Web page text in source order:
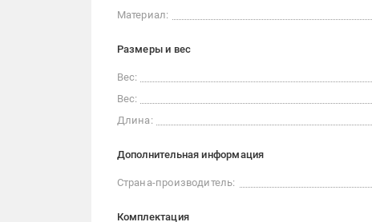
Материал:
Размеры и вес
Вес:
Вес:
Длина:
Дополнительная информация
Страна-производитель:
Комплектация